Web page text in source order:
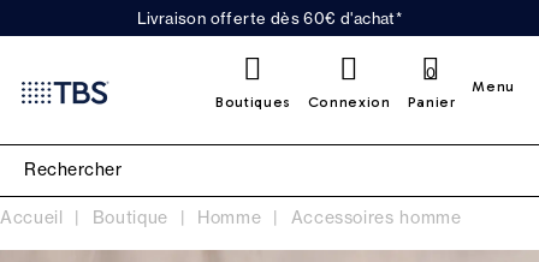
Livraison offerte dès 60€ d'achat*
Boutiques Connexion Panier
0
Menu
Accueil Boutique Homme Accessoires homme